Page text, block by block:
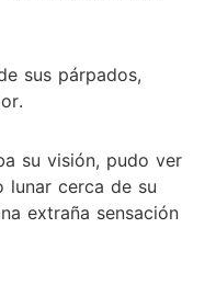
sus párpados,
su visión, pudo ver
lunar cerca de su
extraña sensación